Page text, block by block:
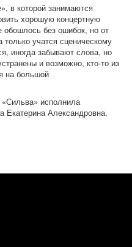
в которой занимаются
хорошую концертную
обошлось без ошибок, но от
только учатся сценическому
иногда забывают слова, но
и возможно, кто-то из
на большой
исполнила
Екатерина Александровна.